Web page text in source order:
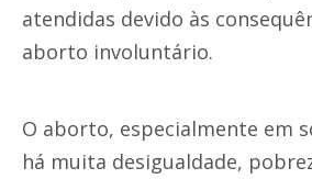
atendidas devido às
aborto involuntário.
O aborto, especialmente em
há muita desigualdade,